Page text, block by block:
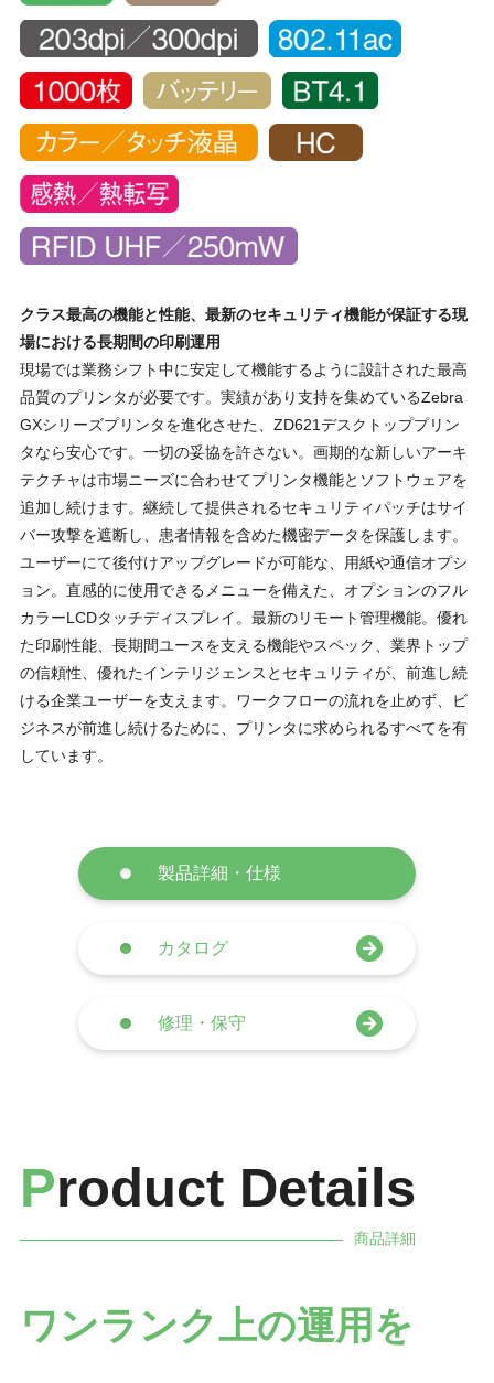
クラス最高の機能と性能、最新のセキュリティ機能が保証する現
場における長期間の印刷運用
現場では業務シフト中に安定して機能するように設計された最高
品質のプリンタが必要です。実績があり支持を集めているZebra
GXシリーズプリンタを進化させた、ZD621デスクトッププリン
タなら安心です。一切の妥協を許さない。画期的な新しいアーキ
テクチャは市場ニーズに合わせてプリンタ機能とソフトウェアを
追加し続けます。継続して提供されるセキュリティパッチはサイ
バー攻撃を遮断し、患者情報を含めた機密データを保護します。
ユーザーにて後付けアップグレードが可能な、用紙や通信オプシ
ョン。直感的に使用できるメニューを備えた、オプションのフル
カラーLCDタッチディスプレイ。最新のリモート管理機能。優れ
た印刷性能、長期間ユースを支える機能やスペック、業界トップ
の信頼性、優れたインテリジェンスとセキュリティが、前進し続
ける企業ユーザーを支えます。ワークフローの流れを止めず、ビ
ジネスが前進し続けるために、プリンタに求められるすべてを有
しています。
製品詳細・仕様
カタログ
修理・保守
Product Details
商品詳細
ワンランク上の運用を